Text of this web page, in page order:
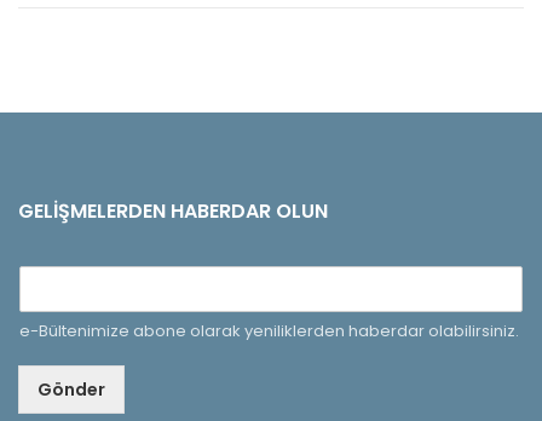
GELIŞMELERDEN HABERDAR OLUN
e-Bültenimize abone olarak yeniliklerden haberdar olabilirsiniz.
Gönder